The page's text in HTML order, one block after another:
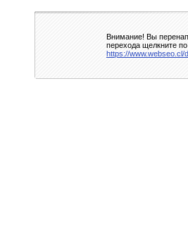
Внимание! Вы
перехода щелкните
https://www.webseo.cl/